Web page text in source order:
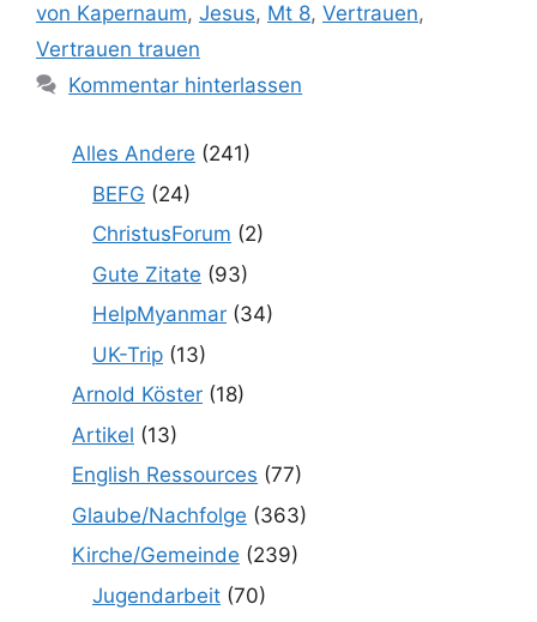
von Kapernaum, Jesus, Mt 8, Vertrauen,
Vertrauen trauen
Kommentar hinterlassen
Alles Andere (241)
BEFG (24)
ChristusForum (2)
Gute Zitate (93)
HelpMyanmar (34)
UK-Trip (13)
Arnold Köster (18)
Artikel (13)
English Ressources (77)
Glaube/Nachfolge (363)
Kirche/Gemeinde (239)
Jugendarbeit (70)